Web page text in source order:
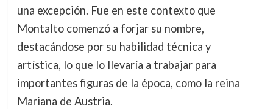
una excepción. Fue en este contexto que
Montalto comenzó a forjar su nombre,
destacándose por su habilidad técnica y
artística, lo que lo llevaría a trabajar para
importantes figuras de la época, como la reina
Mariana de Austria.